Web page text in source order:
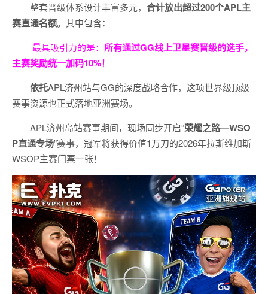
整套晋级体系设计丰富多元， 合计放出超过200个APL主
赛直通名额。其中包含：
最具吸引力的是： 所有通过GG线上卫星赛晋级的选手，
主赛奖励统一加码10%！
依托APL济州站与GG的深度战略合作，这项世界级顶级
赛事资源也正式落地亚洲赛场。
APL济州岛站赛事期间，现场同步开启“荣耀之路—WSO
P直通专场”赛事，冠军将获得价值1万刀的2026年拉斯维加斯
WSOP主赛门票一张！